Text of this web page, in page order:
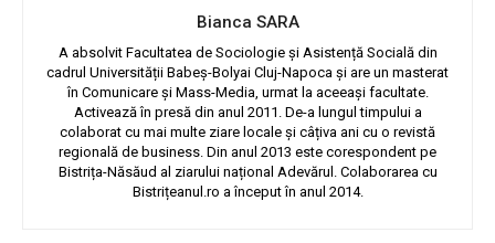
Bianca SARA
A absolvit Facultatea de Sociologie și Asistență Socială din
cadrul Universității Babeș-Bolyai Cluj-Napoca și are un masterat
în Comunicare și Mass-Media, urmat la aceeași facultate.
Activează în presă din anul 2011. De-a lungul timpului a
colaborat cu mai multe ziare locale și câțiva ani cu o revistă
regională de business. Din anul 2013 este corespondent pe
Bistrița-Năsăud al ziarului național Adevărul. Colaborarea cu
Bistrițeanul.ro a început în anul 2014.